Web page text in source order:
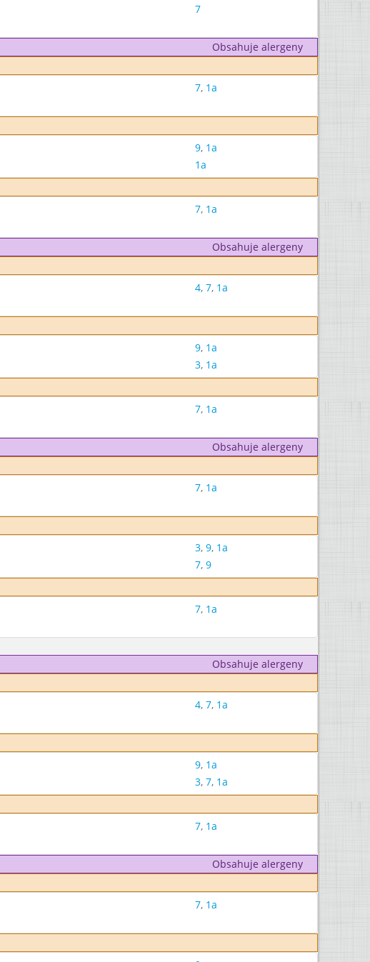
7
Obsahuje alergeny
7, 1a
9, 1a
1a
7, 1a
Obsahuje alergeny
4, 7, 1a
9, 1a
3, 1a
7, 1a
Obsahuje alergeny
7, 1a
3, 9, 1a
7, 9
7, 1a
Obsahuje alergeny
4, 7, 1a
9, 1a
3, 7, 1a
7, 1a
Obsahuje alergeny
7, 1a